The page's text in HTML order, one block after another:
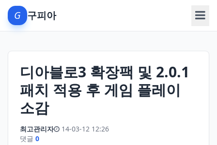
G 구피아
디아블로3 확장팩 및 2.0.1
패치 적용 후 게임 플레이
소감
최고관리자
14-03-12 12:26
댓글 0